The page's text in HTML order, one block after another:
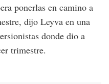
ponerlas en camino a
dijo Leyva en una
donde dio a
trimestre.